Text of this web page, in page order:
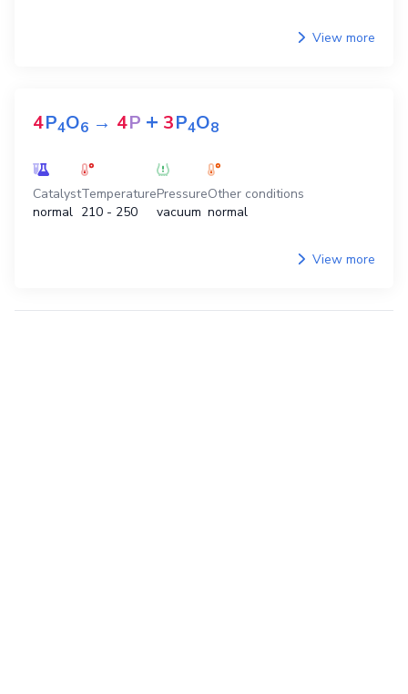
View more
4P4O6 → 4P + 3P4O8
Catalyst
normal
Temperature
210 - 250
Pressure
vacuum
Other conditions
normal
View more